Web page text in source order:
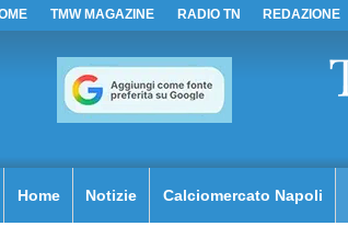
TMW MAGAZINE RADIO TN REDAZIONE
Home Notizie Calciomercato Napoli